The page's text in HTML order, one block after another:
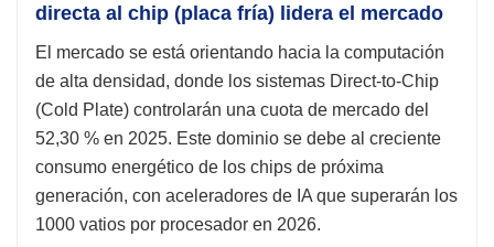
directa al chip (placa fría) lidera el mercado
El mercado se está orientando hacia la computación
de alta densidad, donde los sistemas Direct-to-Chip
(Cold Plate) controlarán una cuota de mercado del
52,30 % en 2025. Este dominio se debe al creciente
consumo energético de los chips de próxima
generación, con aceleradores de IA que superarán los
1000 vatios por procesador en 2026.